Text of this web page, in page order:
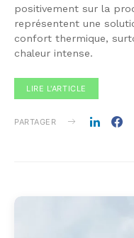
positivement sur la
représentent une
confort thermique,
chaleur intense.
LIRE L'ARTICLE
PARTAGER